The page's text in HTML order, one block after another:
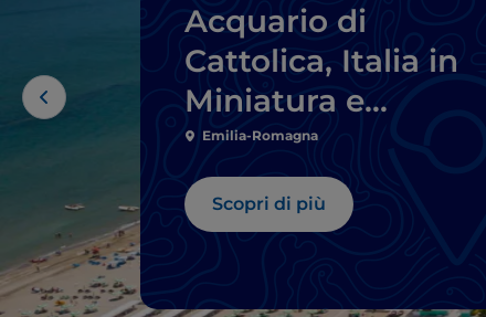
Acquario di
Cattolica, Italia in
Miniatura e
Mirabilandia: la
Romagna a prova di
bambino
Emilia-Romagna
Scopri di più